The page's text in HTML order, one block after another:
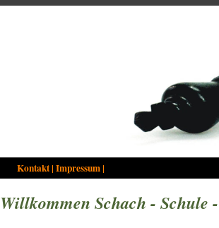
Kontakt| Impressum|
Willkommen Schach - Schule